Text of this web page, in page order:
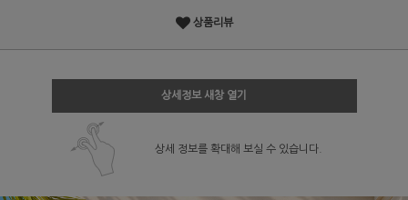
상품리뷰
상세정보 새창 열기
상세 정보를 확대해 보실 수 있습니다.